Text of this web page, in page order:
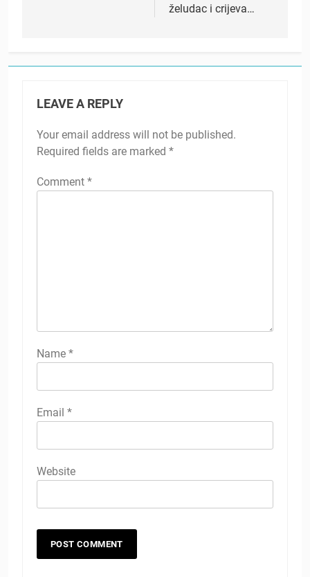
želudac i crijeva…
LEAVE A REPLY
Your email address will not be published.
Required fields are marked *
Comment *
Name *
Email *
Website